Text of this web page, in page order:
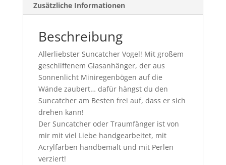
Zusätzliche Informationen
Beschreibung
Allerliebster Suncatcher Vogel! Mit großem
geschliffenem Glasanhänger, der aus
Sonnenlicht Miniregenbögen auf die
Wände zaubert… dafür hängst du den
Suncatcher am Besten frei auf, dass er sich
drehen kann!
Der Suncatcher oder Traumfänger ist von
mir mit viel Liebe handgearbeitet, mit
Acrylfarben handbemalt und mit Perlen
verziert!